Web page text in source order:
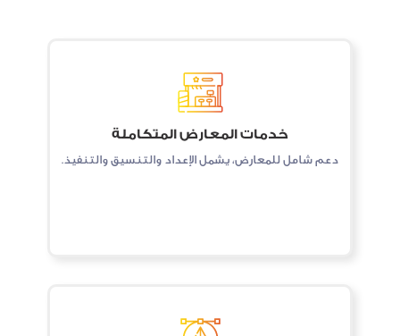
خدمات المعارض المتكاملة
دﻋﻢ ﺷﺎﻣﻞ ﻟﻠﻤﻌﺎرض، ﻳﺸﻤﻞ اﻹﻋﺪاد واﻟﺘﻨﺴﻴﻖ واﻟﺘﻨﻔﻴﺬ.